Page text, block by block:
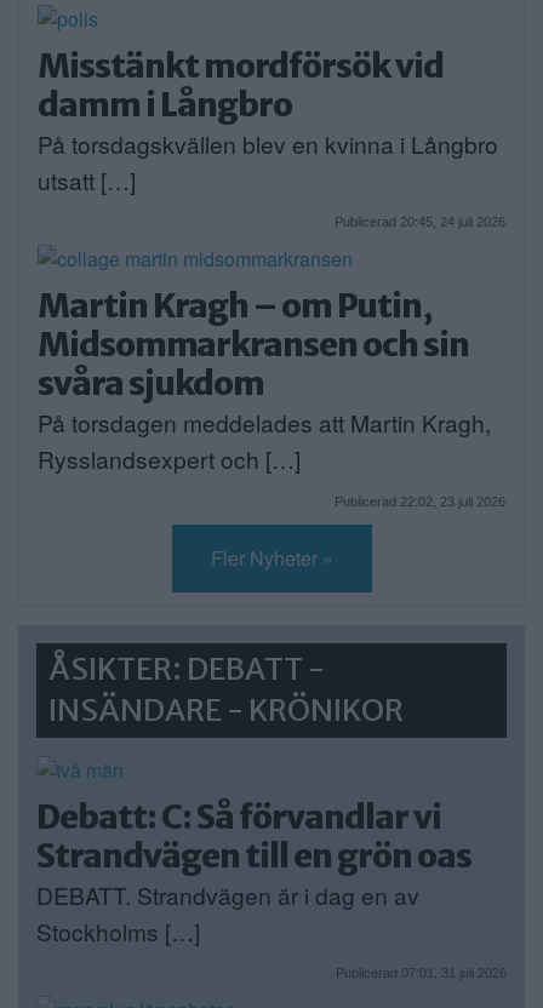
Misstänkt mordförsök vid
damm i Långbro
På torsdagskvällen blev en kvinna i Långbro
utsatt […]
Publicerad 20:45, 24 juli 2026
Martin Kragh – om Putin,
Midsommarkransen och sin
svåra sjukdom
På torsdagen meddelades att Martin Kragh,
Rysslandsexpert och […]
Publicerad 22:02, 23 juli 2026
Fler Nyheter »
ÅSIKTER: DEBATT -
INSÄNDARE - KRÖNIKOR
Debatt: C: Så förvandlar vi
Strandvägen till en grön oas
DEBATT. Strandvägen är i dag en av
Stockholms […]
Publicerad 07:01, 31 juli 2026